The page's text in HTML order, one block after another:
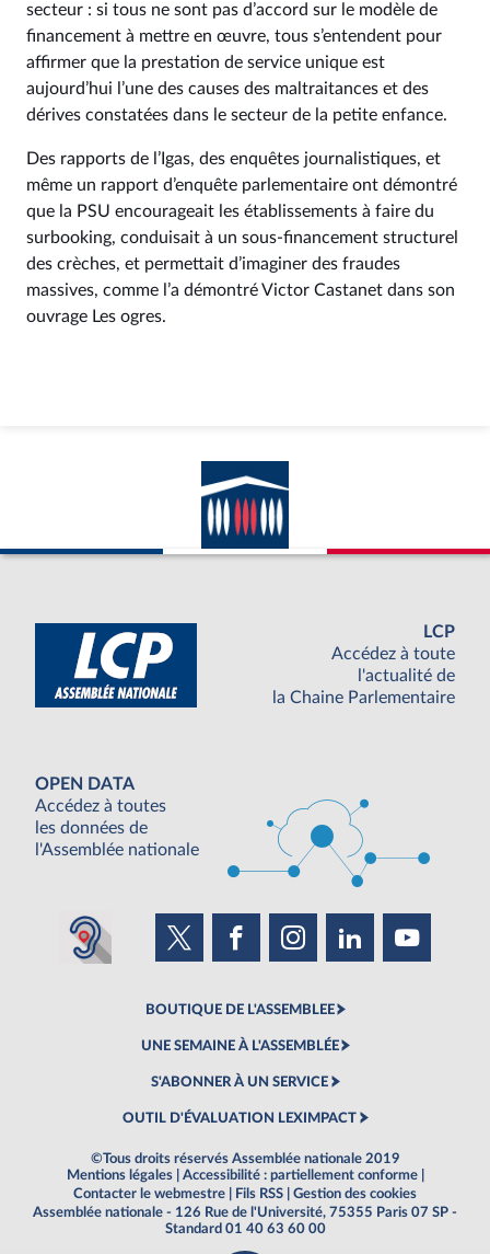
secteur : si tous ne sont pas d’accord sur le modèle de
financement à mettre en œuvre, tous s’entendent pour
affirmer que la prestation de service unique est
aujourd’hui l’une des causes des maltraitances et des
dérives constatées dans le secteur de la petite enfance.
Des rapports de l’Igas, des enquêtes journalistiques, et
même un rapport d’enquête parlementaire ont démontré
que la PSU encourageait les établissements à faire du
surbooking, conduisait à un sous-financement structurel
des crèches, et permettait d’imaginer des fraudes
massives, comme l’a démontré Victor Castanet dans son
ouvrage Les ogres.
LCP
Accédez à toute
l'actualité de
la Chaine Parlementaire
OPEN DATA
Accédez à toutes
les données de
l'Assemblée nationale
BOUTIQUE DE L'ASSEMBLEE
UNE SEMAINE À L'ASSEMBLÉE
S'ABONNER À UN SERVICE
OUTIL D'ÉVALUATION LEXIMPACT
©Tous droits réservés Assemblée nationale 2019
Mentions légales
Accessibilité : partiellement conforme
Contacter le webmestre
Fils RSS
Gestion des cookies
Assemblée nationale - 126 Rue de l'Université, 75355 Paris 07 SP -
Standard 01 40 63 60 00